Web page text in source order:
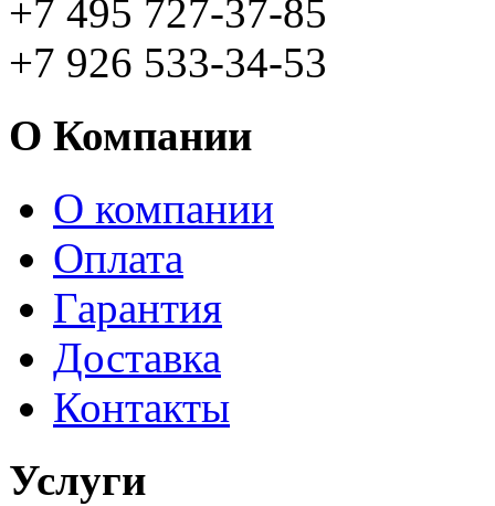
+7 495 727-37-85
+7 926 533-34-53
О Компании
О компании
Оплата
Гарантия
Доставка
Контакты
Услуги